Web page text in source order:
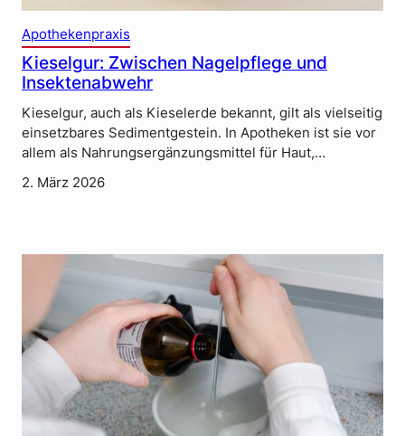
Apothekenpraxis
Kieselgur: Zwischen Nagelpflege und
Insektenabwehr
Kieselgur, auch als Kieselerde bekannt, gilt als vielseitig
einsetzbares Sedimentgestein. In Apotheken ist sie vor
allem als Nahrungsergänzungsmittel für Haut,…
2. März 2026